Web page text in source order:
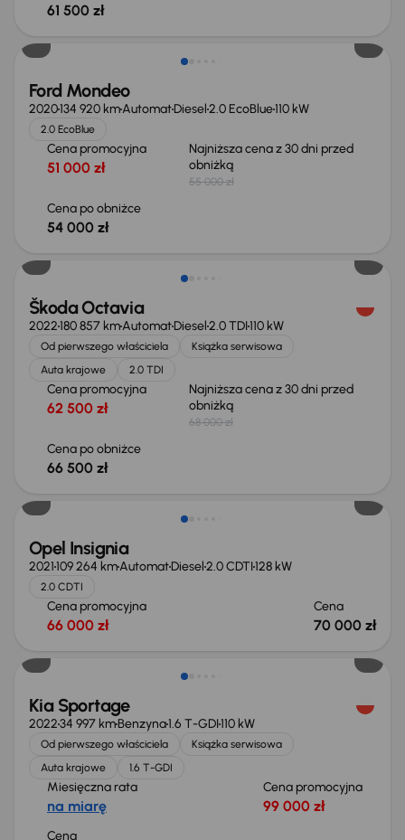
61 500 zł
Taniej o 1 000 zł
Ford Mondeo
2020134 920 kmAutomatDiesel2.0 EcoBlue110 kW
2.0 EcoBlue
Cena promocyjna
51 000 zł
Najniższa cena z 30 dni przed
obniżką
55 000 zł
Cena po obniżce
54 000 zł
Taniej o 1 500 zł
Škoda Octavia
2022180 857 kmAutomatDiesel2.0 TDI110 kW
Od pierwszego właściciela
Książka serwisowa
Auta krajowe
2.0 TDI
Cena promocyjna
62 500 zł
Najniższa cena z 30 dni przed
obniżką
68 000 zł
Cena po obniżce
66 500 zł
Opel Insignia
2021109 264 kmAutomatDiesel2.0 CDTI128 kW
2.0 CDTI
Cena promocyjna
66 000 zł
Cena
70 000 zł
Kia Sportage
202234 997 kmBenzyna1.6 T-GDI110 kW
Od pierwszego właściciela
Książka serwisowa
Auta krajowe
1.6 T-GDI
Miesięczna rata
na miarę
Cena promocyjna
99 000 zł
Cena